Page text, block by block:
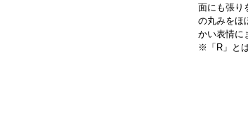
面にも張り
の丸みをほ
かい表情に
※「R」と